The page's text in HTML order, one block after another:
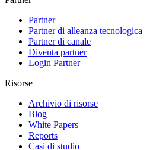
Partner
Partner di alleanza tecnologica
Partner di canale
Diventa partner
Login Partner
Risorse
Archivio di risorse
Blog
White Papers
Reports
Casi di studio